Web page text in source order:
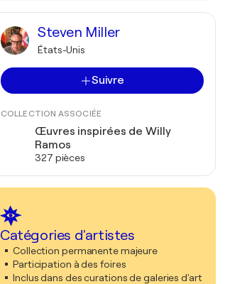
Steven Miller
États-Unis
Suivre
COLLECTION ASSOCIÉE
Œuvres inspirées de Willy
Ramos
327 pièces
Catégories d'artistes
Collection permanente majeure
Participation à des foires
Inclus dans des curations de galeries d'art